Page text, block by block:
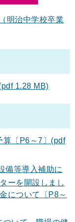
明治中学校卒業
1.28 MB)
算〔P6～7〕(pdf
備等導入補助に
ーを開設しまし
について〔P8～